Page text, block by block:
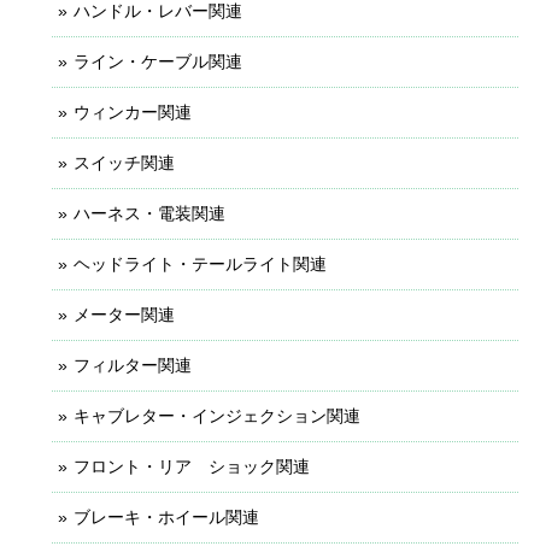
ハンドル・レバー関連
ライン・ケーブル関連
ウィンカー関連
スイッチ関連
ハーネス・電装関連
ヘッドライト・テールライト関連
メーター関連
フィルター関連
キャブレター・インジェクション関連
フロント・リア ショック関連
ブレーキ・ホイール関連